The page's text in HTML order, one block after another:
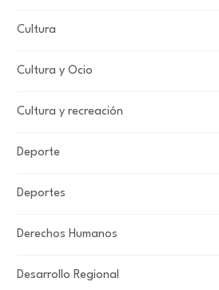
Cultura
Cultura y Ocio
Cultura y recreación
Deporte
Deportes
Derechos Humanos
Desarrollo Regional